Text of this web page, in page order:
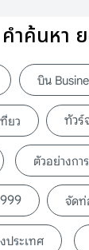
คำค้นหา
บิน
ยว ทัวร์
ตัวอย่างกา
จัดท่
ประเทศ